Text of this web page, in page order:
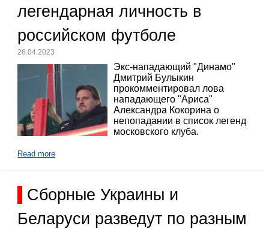
легендарная личность в
российском футболе
26.04.2023
Экс-нападающий "Динамо"
Дмитрий Булыкин
прокомментировал лова
нападающего "Ариса"
Александра Кокорина о
непопадании в список легенд
московского клуба.
Read more
Сборные Украины и
Беларуси разведут по разным